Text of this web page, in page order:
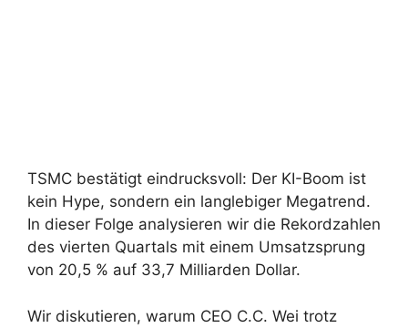
TSMC bestätigt eindrucksvoll: Der KI-Boom ist
kein Hype, sondern ein langlebiger Megatrend.
In dieser Folge analysieren wir die Rekordzahlen
des vierten Quartals mit einem Umsatzsprung
von 20,5 % auf 33,7 Milliarden Dollar.
Wir diskutieren, warum CEO C.C. Wei trotz